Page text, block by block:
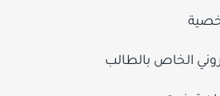
الخاص بالطالب